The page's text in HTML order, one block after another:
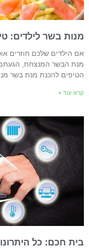
בשר לילדים:
הילדים שלכם חוזרים
הבשר המנצחת, הגעתם
להכנת מנת בשר
עוד »
חכם: כל